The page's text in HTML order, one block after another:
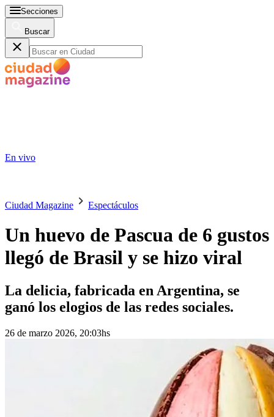
Secciones
Buscar
En vivo
Ciudad Magazine Espectáculos
Un huevo de Pascua de 6 gustos
llegó de Brasil y se hizo viral
La delicia, fabricada en Argentina, se
ganó los elogios de las redes sociales.
26 de marzo 2026, 20:03hs